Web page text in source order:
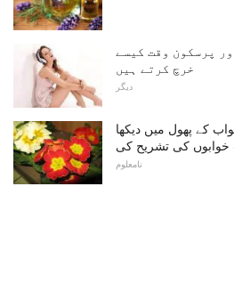
پرسکون وقت کیسے
خرچ کرتے ہیں
دیگر
کے پھول میں دیکھا
خوابوں کی تشریح کی
نامعلوم